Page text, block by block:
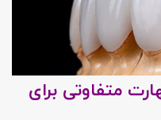
متفاوتی برای